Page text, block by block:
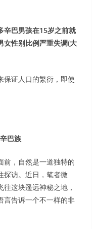
辛巴男孩在15岁之前就
女性别比例严重失调(大
保证人口的繁衍，即使
巴族
前，自然是一道独特的
探访。近日，笔者微
这块遥远神秘之地，
言告诉一个不一样的非